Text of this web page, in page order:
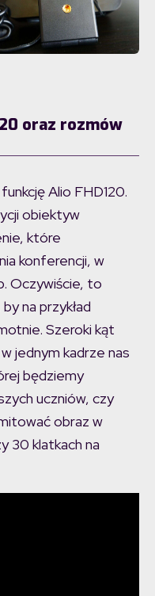
oraz rozmów
Alio FHD120.
obiektyw
które
konferencji, w
Oczywiście, to
na przykład
Szeroki kąt
jednym kadrze nas
będziemy
uczniów, czy
obraz w
30 klatkach na